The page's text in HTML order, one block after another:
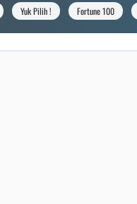
Yuk Pilih ! Fortune 100